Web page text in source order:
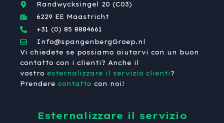
Randwycksingel 20 (C03)
6229 EE Maastricht
+31 (0) 85 8884661
Info@spangenbergGroep.nl
Vi chiedete se possiamo aiutarvi con un buon
contatto con i clienti? Anche il
vostro esternalizzare il servizio clienti ?
Prendere contatto con noi!
Esternalizzare il servizio